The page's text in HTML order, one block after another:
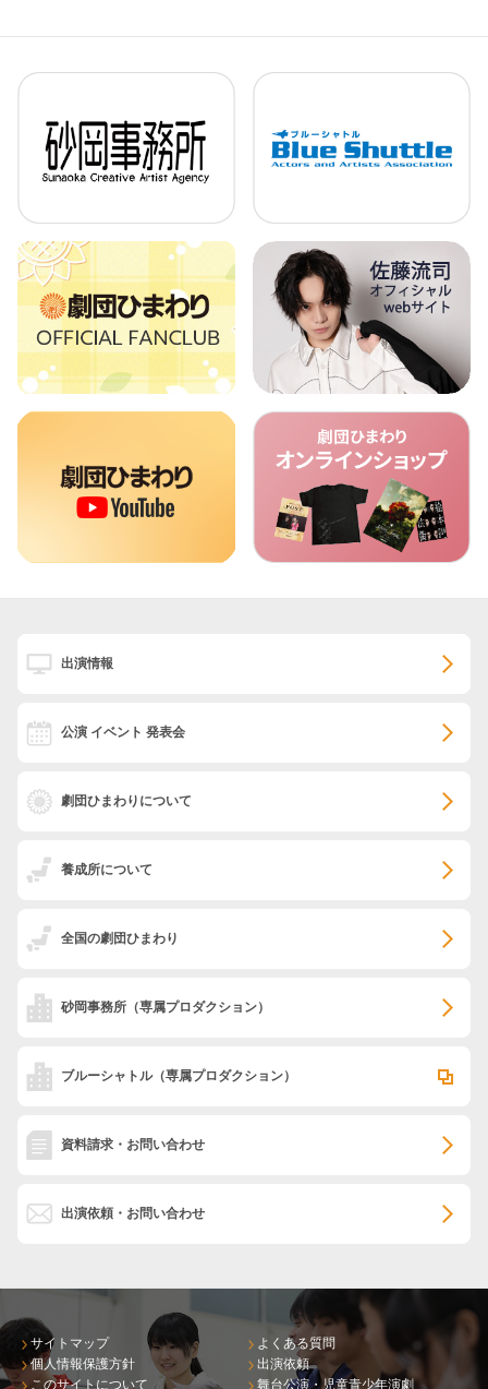
出演情報
公演 イベント 発表会
劇団ひまわりについて
養成所について
全国の劇団ひまわり
砂岡事務所 （専属プロダクション）
ブルーシャトル（専属プロダクション）
資料請求・お問い合わせ
出演依頼・お問い合わせ
サイトマップ
個人情報保護方針
このサイトについて
よくある質問
出演依頼
舞台公演・児童青少年演劇